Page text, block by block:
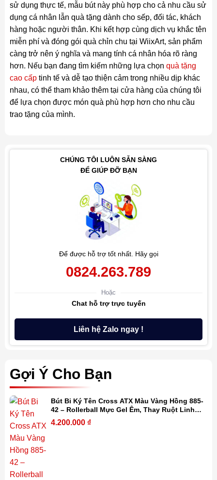
sử dụng thực tế, mẫu bút này phù hợp cho cả nhu cầu sử
dụng cá nhân lẫn quà tặng dành cho sếp, đối tác, khách
hàng hoặc người thân. Khi kết hợp cùng dịch vụ khắc tên
miễn phí và đóng gói quà chỉn chu tại WiixArt, sản phẩm
càng trở nên ý nghĩa và mang tính cá nhân hóa rõ ràng
hơn. Nếu bạn đang tìm kiếm những lựa chọn quà tặng
cao cấptinh tế và dễ tạo thiện cảm trong nhiều dịp khác
nhau, có thể tham khảo thêm tại cửa hàng của chúng tôi
để lựa chọn được món quà phù hợp hơn cho nhu cầu
trao tặng của mình.
CHÚNG TÔI LUÔN SẴN SÀNG
ĐỂ GIÚP ĐỠ BẠN
Để được hỗ trợ tốt nhất. Hãy gọi
0824.263.789
Hoặc
Chat hỗ trợ trực tuyến
Liên hệ Zalo ngay !
Gợi Ý Cho Bạn
Bút Bi Ký Tên Cross ATX Màu Vàng Hồng 885-
42 – Rollerball Mực Gel Êm, Thay Ruột Linh
Hoạt Kèm Hộp Quà
4.200.000 ₫